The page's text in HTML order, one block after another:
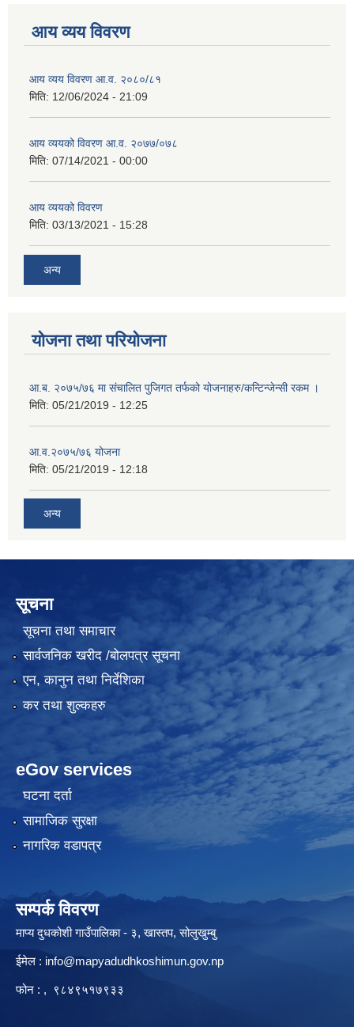
आय व्यय विवरण
आय व्यय विवरण आ.व. २०८०/८१
मिति: 12/06/2024 - 21:09
आय व्ययको विवरण आ.व. २०७७/०७८
मिति: 07/14/2021 - 00:00
आय व्ययको विवरण
मिति: 03/13/2021 - 15:28
अन्य
योजना तथा परियोजना
आ.ब. २०७५/७६ मा संचालित पुजिगत तर्फको योजनाहरु/कन्टिन्जेन्सी रकम ।
मिति: 05/21/2019 - 12:25
आ.व.२०७५/७६ योजना
मिति: 05/21/2019 - 12:18
अन्य
सूचना
सूचना तथा समाचार
सार्वजनिक खरीद /बोलपत्र सूचना
एन, कानुन तथा निर्देशिका
कर तथा शुल्कहरु
eGov services
घटना दर्ता
सामाजिक सुरक्षा
नागरिक वडापत्र
सम्पर्क विवरण
माप्य दुधकोशी गाउँपालिका - ३, खास्तप, सोलुखुम्बु
ईमेल : info@mapyadudhkoshimun.gov.np
फोन : , ९८४९५१७९३३